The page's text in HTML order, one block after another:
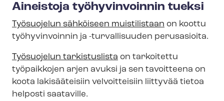
Aineistoja työhyvinvoinnin tueksi
Työsuojelun sähköiseen muistilistaan on koottu
työhyvinvoinnin ja -turvallisuuden perusasioita.
Työsuojelun tarkistuslista on tarkoitettu
työpaikkojen arjen avuksi ja sen tavoitteena on
koota lakisääteisiin velvoitteisiin liittyvää tietoa
helposti saataville.